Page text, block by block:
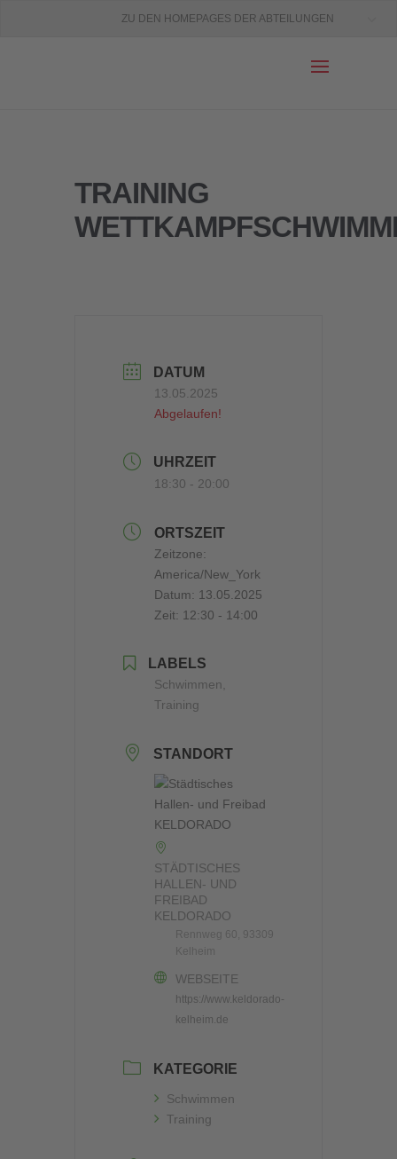
ZU DEN HOMEPAGES DER ABTEILUNGEN
TRAINING
DATUM
13.05.2025
Abgelaufen!
UHRZEIT
18:30 - 20:00
ORTSZEIT
Zeitzone:
America/New_York
Datum: 13.05.2025
Zeit: 12:30 - 14:00
LABELS
Schwimmen,
Training
STANDORT
STÄDTISCHES
HALLEN- UND
FREIBAD
KELDORADO
Rennweg 60, 93309
Kelheim
WEBSEITE
https://www.keldorado-
kelheim.de
KATEGORIE
Schwimmen
Training